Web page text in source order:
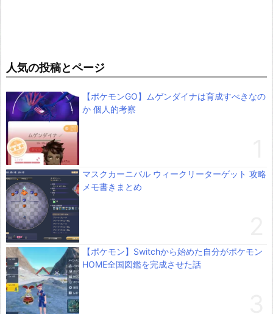
人気の投稿とページ
【ポケモンGO】ムゲンダイナは育成すべきなの
か 個人的考察
マスクカーニバル ウィークリーターゲット 攻略
メモ書きまとめ
【ポケモン】Switchから始めた自分がポケモン
HOME全国図鑑を完成させた話